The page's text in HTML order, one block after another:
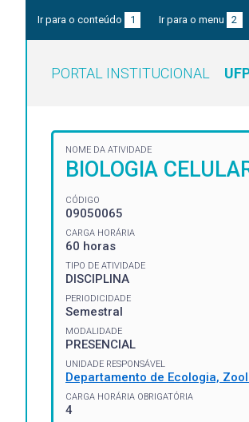
Ir para o conteúdo 1 Ir para o menu 2
PORTAL INSTITUCIONAL
NOME DA ATIVIDADE
BIOLOGIA
CÓDIGO
09050065
CARGA HORÁRIA
60 horas
TIPO DE ATIVIDADE
DISCIPLINA
PERIODICIDADE
Semestral
MODALIDADE
PRESENCIAL
UNIDADE RESPONSÁVEL
Departamento de Ecologia,
CARGA HORÁRIA OBRIGATÓRIA
4